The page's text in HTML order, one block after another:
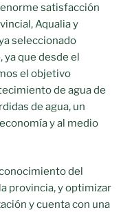
satisfacción
Aqualia y
seleccionado
que desde el
el objetivo
de agua de
de agua, un
y al medio
del
provincia, y optimizar
y cuenta con una